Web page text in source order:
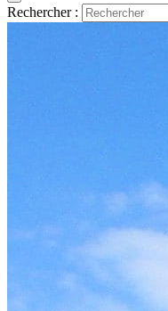
Rechercher :